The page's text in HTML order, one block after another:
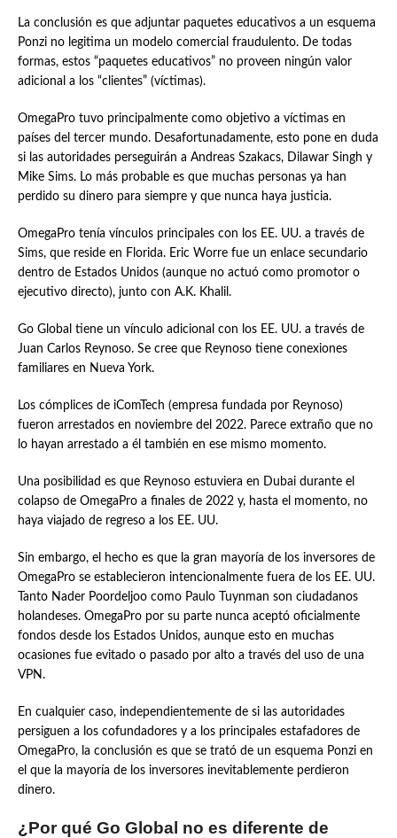
La conclusión es que adjuntar paquetes educativos a un esquema
Ponzi no legitima un modelo comercial fraudulento. De todas
formas, estos “paquetes educativos” no proveen ningún valor
adicional a los “clientes” (víctimas).
OmegaPro tuvo principalmente como objetivo a víctimas en
países del tercer mundo. Desafortunadamente, esto pone en duda
si las autoridades perseguirán a Andreas Szakacs, Dilawar Singh y
Mike Sims. Lo más probable es que muchas personas ya han
perdido su dinero para siempre y que nunca haya justicia.
OmegaPro tenía vínculos principales con los EE. UU. a través de
Sims, que reside en Florida. Eric Worre fue un enlace secundario
dentro de Estados Unidos (aunque no actuó como promotor o
ejecutivo directo), junto con A.K. Khalil.
Go Global tiene un vínculo adicional con los EE. UU. a través de
Juan Carlos Reynoso. Se cree que Reynoso tiene conexiones
familiares en Nueva York.
Los cómplices de iComTech (empresa fundada por Reynoso)
fueron arrestados en noviembre del 2022. Parece extraño que no
lo hayan arrestado a él también en ese mismo momento.
Una posibilidad es que Reynoso estuviera en Dubai durante el
colapso de OmegaPro a finales de 2022 y, hasta el momento, no
haya viajado de regreso a los EE. UU.
Sin embargo, el hecho es que la gran mayoría de los inversores de
OmegaPro se establecieron intencionalmente fuera de los EE. UU.
Tanto Nader Poordeljoo como Paulo Tuynman son ciudadanos
holandeses. OmegaPro por su parte nunca aceptó oficialmente
fondos desde los Estados Unidos, aunque esto en muchas
ocasiones fue evitado o pasado por alto a través del uso de una
VPN.
En cualquier caso, independientemente de si las autoridades
persiguen a los cofundadores y a los principales estafadores de
OmegaPro, la conclusión es que se trató de un esquema Ponzi en
el que la mayoría de los inversores inevitablemente perdieron
dinero.
¿Por qué Go Global no es diferente de